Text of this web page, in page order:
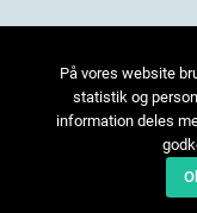
På vores website
statistik og
information deles